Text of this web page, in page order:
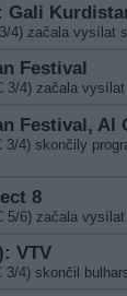
Gali
4) začala vysílat
Festival
3/4) začala
Festival, Al
3/4) skončily
8
5/6) začala
VTV
3/4) skončil